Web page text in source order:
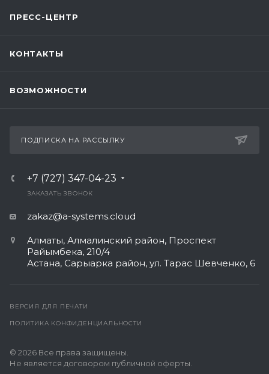
ПРЕСС-ЦЕНТР
КОНТАКТЫ
ВОЗМОЖНОСТИ
ПОДПИСКА НА РАССЫЛКУ
+7 (727) 347-04-23
ЗАКАЗАТЬ ЗВОНОК
zakaz@a-systems.cloud
Алматы, ​Алмалинский район, Проспект
Райымбека, 210/4
Астана, Сарыарка район, ул. Тарас Шевченко, 6​
ВЕРСИЯ ДЛЯ ПЕЧАТИ
ПОЛИТИКА КОНФИДЕНЦИАЛЬНОСТИ
© 2026 Все права защищены.
Не является договором публичной оферты.